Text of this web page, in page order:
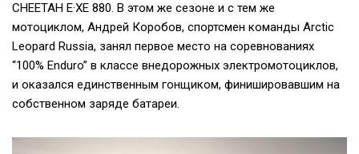
CHEETAH E·XE 880. В этом же сезоне и с тем же
мотоциклом, Андрей Коробов, спортсмен команды Arctic
Leopard Russia, занял первое место на соревнованиях
“100% Enduro” в классе внедорожных электромотоциклов,
и оказался единственным гонщиком, финишировавшим на
собственном заряде батареи.